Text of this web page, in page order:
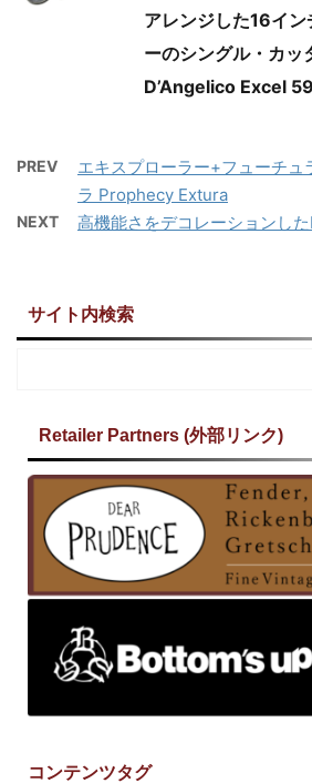
アレンジした16イ
ーのシングル・カッ
D’Angelico Excel 59
PREV
エキスプローラー+フューチュ
ラ Prophecy Extura
NEXT 高機能さをデコレーションし
サイト内検索
Retailer Partners (外部リンク)
コンテンツタグ